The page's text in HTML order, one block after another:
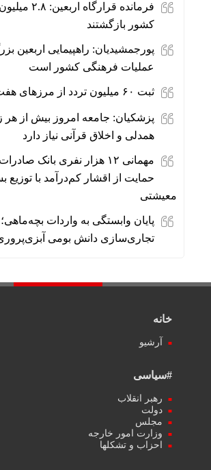
فرمانده قرارگاه
کشور بازگشتند
پورجمشیدیان: راهپیمایی اربعین
عملیات فرهنگی کشور است
ثبت ۶۰ میلیون تردد از مرزهای هفت‌گانه اربعینی
پزشکیان: جامعه امروز بیش از هر
همدلی و اخلاق قرآنی نیاز دارد
مهمانی ۱۲ هزار نفری بانک
حمایت از اقشار کم‌درآمد با توزیع
معیشتی
پایان وابستگی به واردات
تجاری‌سازی دانش بومی
خانه
آرشیو
#سیاسی
رهبر انقلاب
دولت
مجلس
وزارت امور خارجه
احزاب و تشکلها